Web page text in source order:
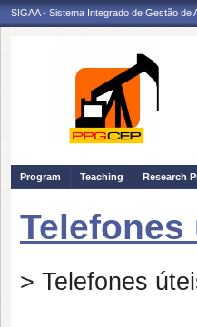
SIGAA - Sistema Integrado de Gestão de
Program Teaching Research
> Telefones